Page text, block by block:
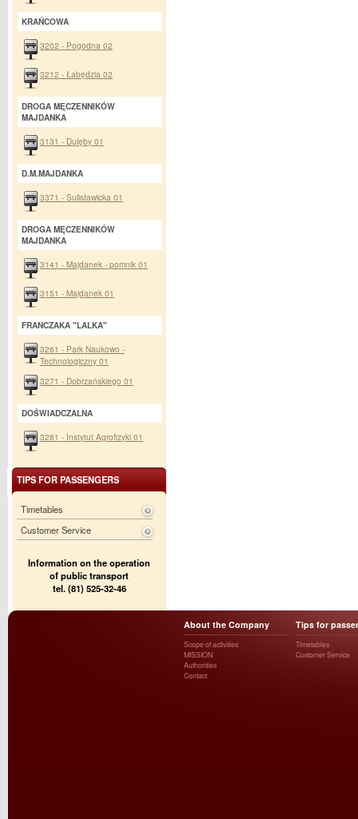
KRAŃCOWA
3202 - Pogodna 02
3212 - Łabędzia 02
DROGA MĘCZENNIKÓW
MAJDANKA
3131 - Dulęby 01
D.M.MAJDANKA
3371 - Sulisławicka 01
DROGA MĘCZENNIKÓW
MAJDANKA
3141 - Majdanek - pomnik 01
3151 - Majdanek 01
FRANCZAKA "LALKA"
3261 - Park Naukowo -
Technologiczny 01
3271 - Dobrzańskiego 01
DOŚWIADCZALNA
3281 - Instytut Agrofizyki 01
TIPS FOR PASSENGERS
Timetables
Customer Service
Information on the operation
of public transport
tel. (81) 525-32-46
About the Company
Scope of activities
MISSION
Authorities
Contact
Tips for
Timetables
Customer Service